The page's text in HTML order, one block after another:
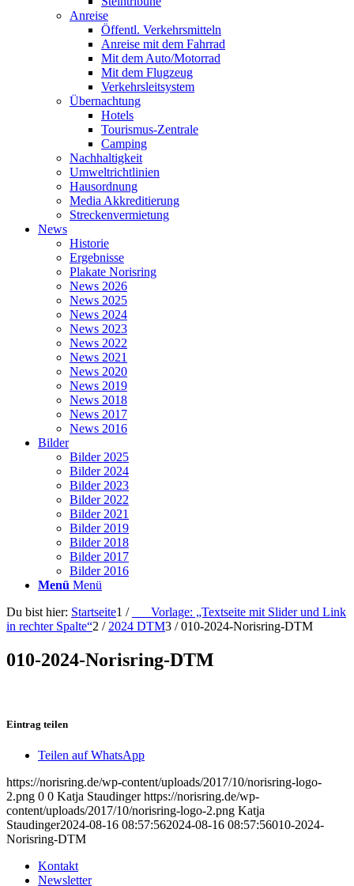
Anreise
Öffentl. Verkehrsmitteln
Anreise mit dem Fahrrad
Mit dem Auto/Motorrad
Mit dem Flugzeug
Verkehrsleitsystem
Übernachtung
Hotels
Tourismus-Zentrale
Camping
Nachhaltigkeit
Umweltrichtlinien
Hausordnung
Media Akkreditierung
Streckenvermietung
News
Historie
Ergebnisse
Plakate Norisring
News 2026
News 2025
News 2024
News 2023
News 2022
News 2021
News 2020
News 2019
News 2018
News 2017
News 2016
Bilder
Bilder 2025
Bilder 2024
Bilder 2023
Bilder 2022
Bilder 2021
Bilder 2019
Bilder 2018
Bilder 2017
Bilder 2016
Menü Menü
Du bist hier: Startseite1 /
___Vorlage: „Textseite mit Slider und Link
in rechter Spalte“2 / 2024 DTM3 / 010-2024-Norisring-DTM
010-2024-Norisring-DTM
Eintrag teilen
Teilen auf WhatsApp
https://norisring.de/wp-content/uploads/2017/10/norisring-logo-
2.png 0 0 Katja Staudinger https://norisring.de/wp-
content/uploads/2017/10/norisring-logo-2.png Katja
Staudinger2024-08-16 08:57:562024-08-16 08:57:56010-2024-
Norisring-DTM
Kontakt
Newsletter